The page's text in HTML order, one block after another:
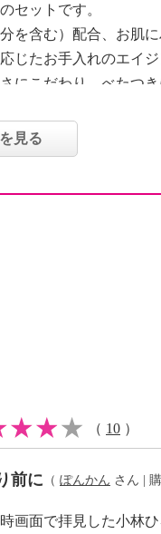
セットです。
を含む）配合、お肌に
じたお手入れのエイ
にこだわり、べたつき
えるシコンオイル（ム
マワリ種子油）といっ
キュレイト オイル
見る
（ 10 ）
前に （ ぽんかん さん |
画面で拝見した小